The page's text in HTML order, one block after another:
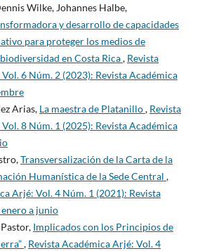
Wilke, Johannes Halbe,
y desarrollo de capacidades
para proteger los medios de
en Costa Rica, Revista
6 Núm. 2 (2023): Revista Académica
Arias, La maestra de Platanillo, Revista
8 Núm. 1 (2025): Revista Académica
Transversalización de la Carta de la
Humanística de la Sede Central ,
Arjé: Vol. 4 Núm. 1 (2021): Revista
a junio
Implicados con los Principios de
, Revista Académica Arjé: Vol. 4